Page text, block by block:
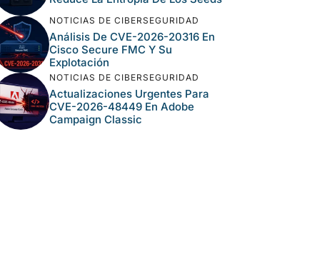
NOTICIAS DE CIBERSEGURIDAD
Análisis De CVE-2026-20316 En
Cisco Secure FMC Y Su
Explotación
NOTICIAS DE CIBERSEGURIDAD
Actualizaciones Urgentes Para
CVE-2026-48449 En Adobe
Campaign Classic